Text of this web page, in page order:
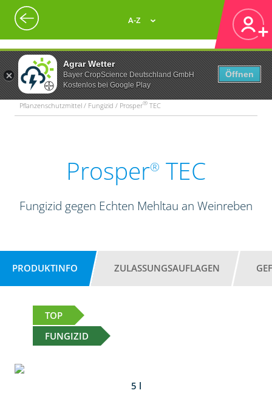
Agrar Wetter
Bayer CropScience Deutschland GmbH
Kostenlos bei Google Play
Öffnen
A-Z
Pflanzenschutzmittel / Fungizid / Prosper® TEC
Prosper® TEC
Fungizid gegen Echten Mehltau an Weinreben
PRODUKTINFO ZULASSUNGSAUFLAGEN
TOP
FUNGIZID
5 l